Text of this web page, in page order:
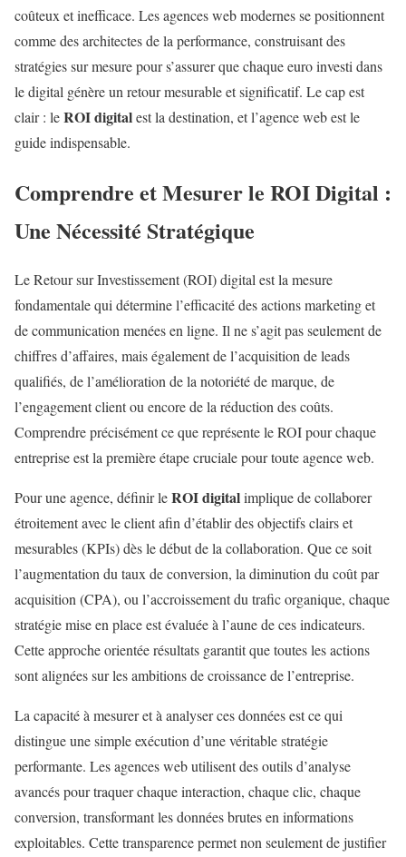
coûteux et inefficace. Les agences web modernes se positionnent
comme des architectes de la performance, construisant des
stratégies sur mesure pour s’assurer que chaque euro investi dans
le digital génère un retour mesurable et significatif. Le cap est
clair : leROI digitalest la destination, et l’agence web est le
guide indispensable.
Comprendre et Mesurer le ROI Digital :
Une Nécessité Stratégique
Le Retour sur Investissement (ROI) digital est la mesure
fondamentale qui détermine l’efficacité des actions marketing et
de communication menées en ligne. Il ne s’agit pas seulement de
chiffres d’affaires, mais également de l’acquisition de leads
qualifiés, de l’amélioration de la notoriété de marque, de
l’engagement client ou encore de la réduction des coûts.
Comprendre précisément ce que représente le ROI pour chaque
entreprise est la première étape cruciale pour toute agence web.
Pour une agence, définir leROI digitalimplique de collaborer
étroitement avec le client afin d’établir des objectifs clairs et
mesurables (KPIs) dès le début de la collaboration. Que ce soit
l’augmentation du taux de conversion, la diminution du coût par
acquisition (CPA), ou l’accroissement du trafic organique, chaque
stratégie mise en place est évaluée à l’aune de ces indicateurs.
Cette approche orientée résultats garantit que toutes les actions
sont alignées sur les ambitions de croissance de l’entreprise.
La capacité à mesurer et à analyser ces données est ce qui
distingue une simple exécution d’une véritable stratégie
performante. Les agences web utilisent des outils d’analyse
avancés pour traquer chaque interaction, chaque clic, chaque
conversion, transformant les données brutes en informations
exploitables. Cette transparence permet non seulement de justifier